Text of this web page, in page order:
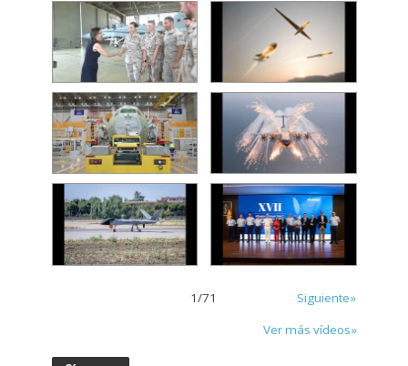
1/71
Siguiente»
Ver más vídeos»